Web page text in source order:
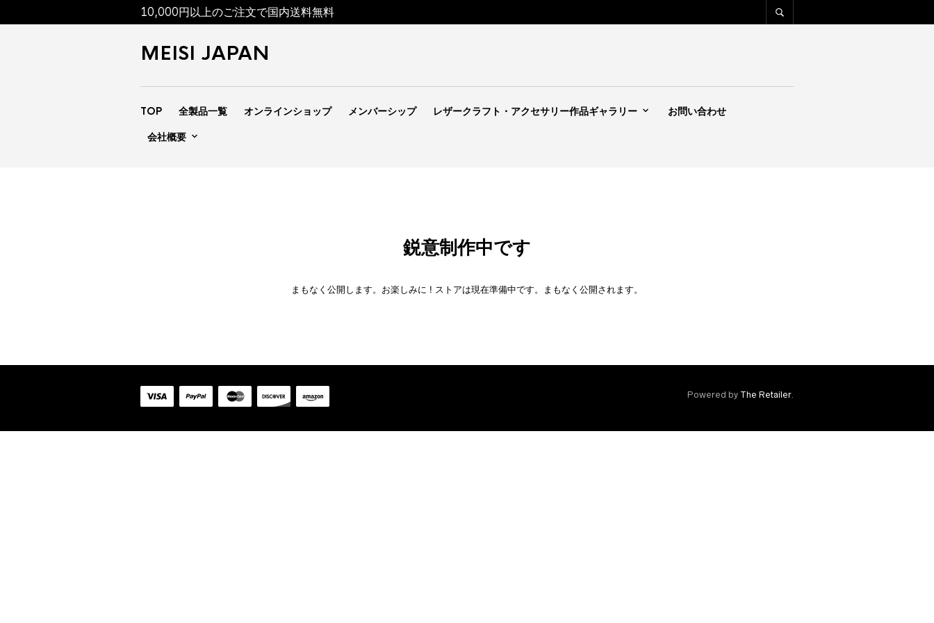
10,000円以上のご注文で国内送料無料
MEISI JAPAN
TOP 全製品一覧 オンラインショップ メンバーシップ レザークラフト・アクセサリー作品ギャラリー お問い合わせ
会社概要
鋭意制作中です
まもなく公開します。お楽しみに ! ストアは現在準備中です。まもなく公開されます。
Powered by The Retailer.